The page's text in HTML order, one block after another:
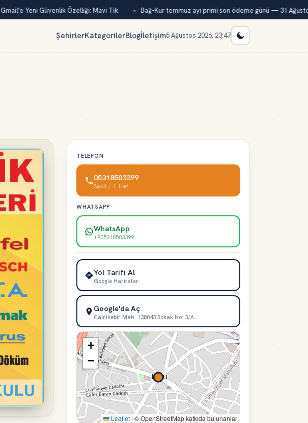
Gmail’e Yeni Güvenlik Özelliği: Mavi Tik Bağ-Kur temmuz ayı primi son ödeme günü — 31 Ağustos
ŞehirlerKategorilerBlogİletişim5 Ağustos 2026, 23:47
TELEFON
05318503399
Sabit / 1. Hat
WHATSAPP
WhatsApp
+905318503399
Yol Tarifi Al
Google Haritalar
Google'da Aç
Camikebir Mah. 138043 Sokak No: 3/A…
+
−
Leaflet | © OpenStreetMap katkıda bulunanlar